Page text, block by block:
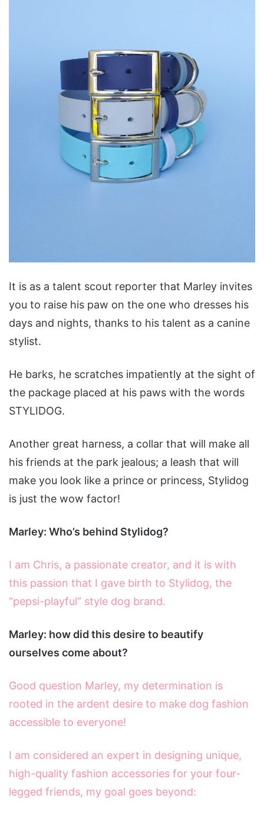
It is as a talent scout reporter that Marley invites
you to raise his paw on the one who dresses his
days and nights, thanks to his talent as a canine
stylist.
He barks, he scratches impatiently at the sight of
the package placed at his paws with the words
STYLIDOG.
Another great harness, a collar that will make all
his friends at the park jealous; a leash that will
make you look like a prince or princess, Stylidog
is just the wow factor!
Marley: Who’s behind Stylidog?
I am Chris, a passionate creator, and it is with
this passion that I gave birth to Stylidog, the
“pepsi-playful” style dog brand.
Marley: how did this desire to beautify
ourselves come about?
Good question Marley, my determination is
rooted in the ardent desire to make dog fashion
accessible to everyone!
I am considered an expert in designing unique,
high-quality fashion accessories for your four-
legged friends, my goal goes beyond: